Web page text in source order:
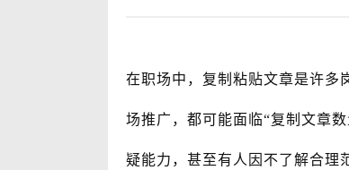
在职场中，复制粘贴文章是许多
场推广，都可能面临“复制文章
疑能力，甚至有人因不了解合理